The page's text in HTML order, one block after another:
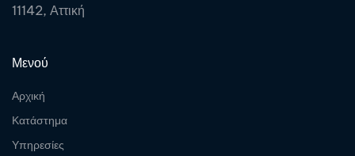
11142, Αττική
Μενού
Αρχική
Κατάστημα
Υπηρεσίες